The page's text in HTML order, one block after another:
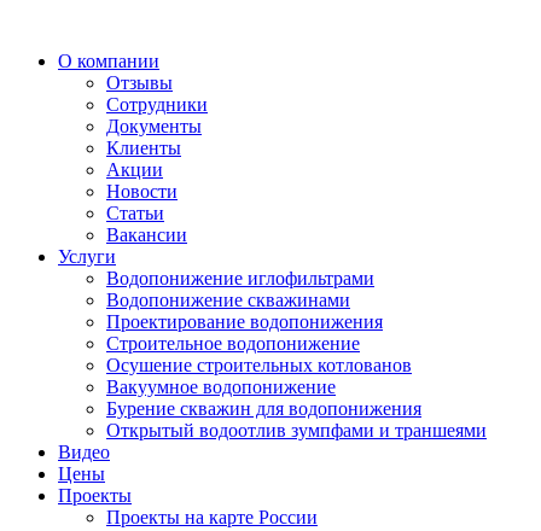
О компании
Отзывы
Сотрудники
Документы
Клиенты
Акции
Новости
Статьи
Вакансии
Услуги
Водопонижение иглофильтрами
Водопонижение скважинами
Проектирование водопонижения
Строительное водопонижение
Осушение строительных котлованов
Вакуумное водопонижение
Бурение скважин для водопонижения
Открытый водоотлив зумпфами и траншеями
Видео
Цены
Проекты
Проекты на карте России